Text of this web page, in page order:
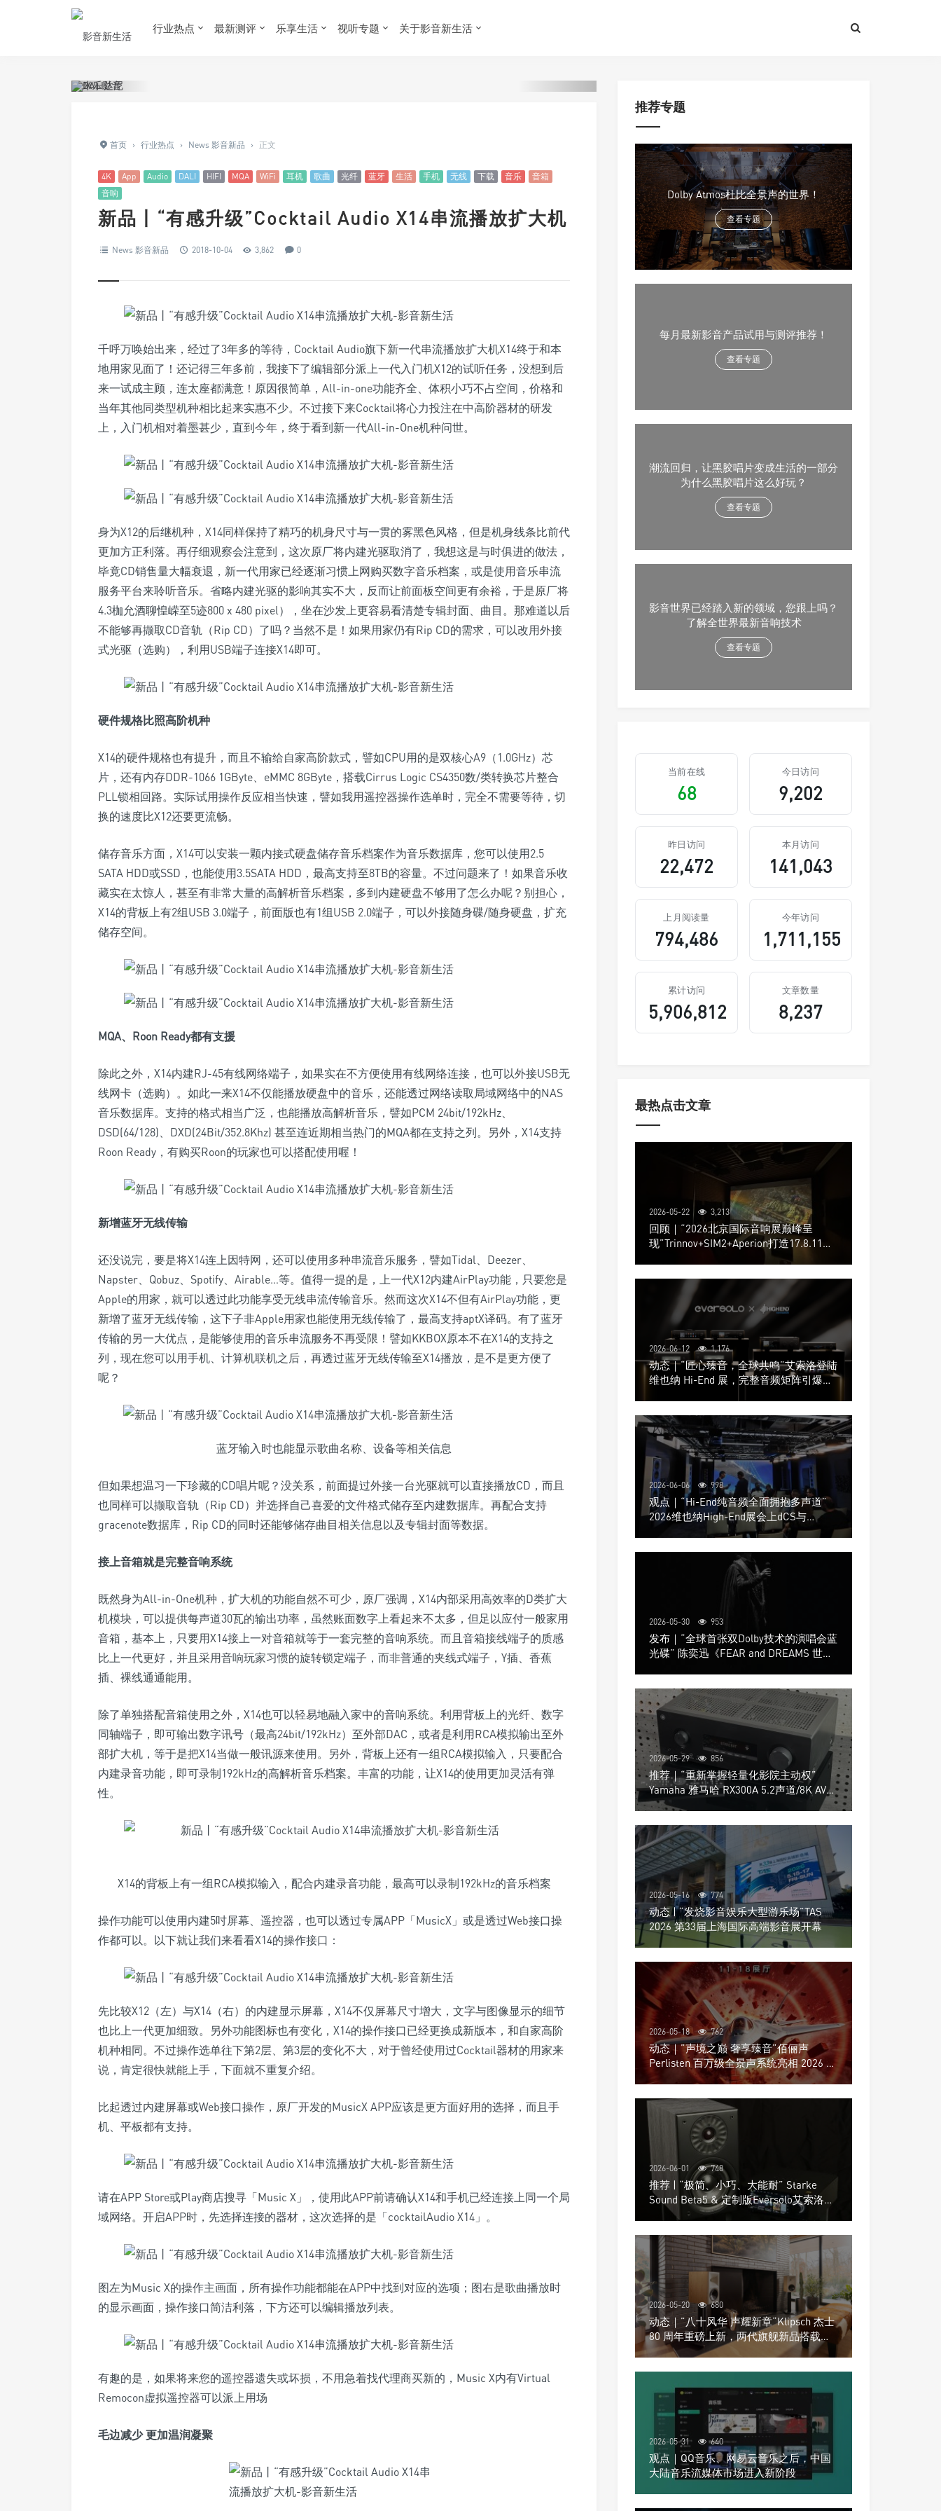
行业热点 最新测评 乐享生活 视听专题 关于影音新生活
首页 › 行业热点 › News 影音新品 › 正文
4K App Audio DALI HIFI MQA WiFi 耳机 歌曲 光纤 蓝牙 生活 手机 无线 下载 音乐
音箱
音响
新品丨“有感升级”Cocktail Audio X14串流播放扩大机
News 影音新品 2018-10-04 3,862 0
千呼万唤始出来，经过了3年多的等待，Cocktail Audio旗下新一代串流播放扩大机X14终于和本
地用家见面了！还记得三年多前，我接下了编辑部分派上一代入门机X12的试听任务，没想到后
来一试成主顾，连太座都满意！原因很简单，All-in-one功能齐全、体积小巧不占空间，价格和
当年其他同类型机种相比起来实惠不少。不过接下来Cocktail将心力投注在中高阶器材的研发
上，入门机相对着墨甚少，直到今年，终于看到新一代All-in-One机种问世。
身为X12的后继机种，X14同样保持了精巧的机身尺寸与一贯的雾黑色风格，但是机身线条比前代
更加方正利落。再仔细观察会注意到，这次原厂将内建光驱取消了，我想这是与时俱进的做法，
毕竟CD销售量大幅衰退，新一代用家已经逐渐习惯上网购买数字音乐档案，或是使用音乐串流
服务平台来聆听音乐。省略内建光驱的影响其实不大，反而让前面板空间更有余裕，于是原厂将
4.3枷允酒聊惶嵘至5迹800 x 480 pixel），坐在沙发上更容易看清楚专辑封面、曲目。那难道以后
不能够再撷取CD音轨（Rip CD）了吗？当然不是！如果用家仍有Rip CD的需求，可以改用外接
式光驱（选购），利用USB端子连接X14即可。
硬件规格比照高阶机种
X14的硬件规格也有提升，而且不输给自家高阶款式，譬如CPU用的是双核心A9（1.0GHz）芯
片，还有内存DDR-1066 1GByte、eMMC 8GByte，搭载Cirrus Logic CS4350数/类转换芯片整合
PLL锁相回路。实际试用操作反应相当快速，譬如我用遥控器操作选单时，完全不需要等待，切
换的速度比X12还要更流畅。
储存音乐方面，X14可以安装一颗内接式硬盘储存音乐档案作为音乐数据库，您可以使用2.5
SATA HDD或SSD，也能使用3.5SATA HDD，最高支持至8TB的容量。不过问题来了！如果音乐收
藏实在太惊人，甚至有非常大量的高解析音乐档案，多到内建硬盘不够用了怎么办呢？别担心，
X14的背板上有2组USB 3.0端子，前面版也有1组USB 2.0端子，可以外接随身碟/随身硬盘，扩充
储存空间。
MQA、Roon Ready都有支援
除此之外，X14内建RJ-45有线网络端子，如果实在不方便使用有线网络连接，也可以外接USB无
线网卡（选购）。如此一来X14不仅能播放硬盘中的音乐，还能透过网络读取局域网络中的NAS
音乐数据库。支持的格式相当广泛，也能播放高解析音乐，譬如PCM 24bit/192kHz、
DSD(64/128)、DXD(24Bit/352.8Khz) 甚至连近期相当热门的MQA都在支持之列。另外，X14支持
Roon Ready，有购买Roon的玩家也可以搭配使用喔！
新增蓝牙无线传输
还没说完，要是将X14连上因特网，还可以使用多种串流音乐服务，譬如Tidal、Deezer、
Napster、Qobuz、Spotify、Airable…等。值得一提的是，上一代X12内建AirPlay功能，只要您是
Apple的用家，就可以透过此功能享受无线串流传输音乐。然而这次X14不但有AirPlay功能，更
新增了蓝牙无线传输，这下子非Apple用家也能使用无线传输了，最高支持aptX译码。有了蓝牙
传输的另一大优点，是能够使用的音乐串流服务不再受限！譬如KKBOX原本不在X14的支持之
列，现在您可以用手机、计算机联机之后，再透过蓝牙无线传输至X14播放，是不是更方便了
呢？
蓝牙输入时也能显示歌曲名称、设备等相关信息
但如果想温习一下珍藏的CD唱片呢？没关系，前面提过外接一台光驱就可以直接播放CD，而且
也同样可以撷取音轨（Rip CD）并选择自己喜爱的文件格式储存至内建数据库。再配合支持
gracenote数据库，Rip CD的同时还能够储存曲目相关信息以及专辑封面等数据。
接上音箱就是完整音响系统
既然身为All-in-One机种，扩大机的功能自然不可少，原厂强调，X14内部采用高效率的D类扩大
机模块，可以提供每声道30瓦的输出功率，虽然账面数字上看起来不太多，但足以应付一般家用
音箱，基本上，只要用X14接上一对音箱就等于一套完整的音响系统。而且音箱接线端子的质感
比上一代更好，并且采用音响玩家习惯的旋转锁定端子，而非普通的夹线式端子，Y插、香蕉
插、裸线通通能用。
除了单独搭配音箱使用之外，X14也可以轻易地融入家中的音响系统。利用背板上的光纤、数字
同轴端子，即可输出数字讯号（最高24bit/192kHz）至外部DAC，或者是利用RCA模拟输出至外
部扩大机，等于是把X14当做一般讯源来使用。另外，背板上还有一组RCA模拟输入，只要配合
内建录音功能，即可录制192kHz的高解析音乐档案。丰富的功能，让X14的使用更加灵活有弹
性。
X14的背板上有一组RCA模拟输入，配合内建录音功能，最高可以录制192kHz的音乐档案
操作功能可以使用内建5吋屏幕、遥控器，也可以透过专属APP「MusicX」或是透过Web接口操
作都可以。以下就让我们来看看X14的操作接口：
先比较X12（左）与X14（右）的内建显示屏幕，X14不仅屏幕尺寸增大，文字与图像显示的细节
也比上一代更加细致。另外功能图标也有变化，X14的操作接口已经更换成新版本，和自家高阶
机种相同。不过操作选单往下第2层、第3层的变化不大，对于曾经使用过Cocktail器材的用家来
说，肯定很快就能上手，下面就不重复介绍。
比起透过内建屏幕或Web接口操作，原厂开发的MusicX APP应该是更方面好用的选择，而且手
机、平板都有支持。
请在APP Store或Play商店搜寻「Music X」，使用此APP前请确认X14和手机已经连接上同一个局
域网络。开启APP时，先选择连接的器材，这次选择的是「cocktailAudio X14」。
图左为Music X的操作主画面，所有操作功能都能在APP中找到对应的选项；图右是歌曲播放时
的显示画面，操作接口简洁利落，下方还可以编辑播放列表。
有趣的是，如果将来您的遥控器遗失或坏损，不用急着找代理商买新的，Music X内有Virtual
Remocon虚拟遥控器可以派上用场
毛边减少 更加温润凝聚
推荐专题
Dolby Atmos杜比全景声的世界！
查看专题
每月最新影音产品试用与测评推荐！
查看专题
潮流回归，让黑胶唱片变成生活的一部分
为什么黑胶唱片这么好玩？
查看专题
影音世界已经踏入新的领域，您跟上吗？
了解全世界最新音响技术
查看专题
当前在线
68
今日访问
9,202
昨日访问
22,472
本月访问
141,043
上月阅读量
794,486
今年访问
1,711,155
累计访问
5,906,812
文章数量
8,237
最热点击文章
2026-05-22 3,213
回顾｜“2026北京国际音响展巅峰呈
现”Trinnov+SIM2+Aperion打造17.8.11声
2026-06-12 1,176
动态｜“匠心臻音，全球共鸣”艾索洛登陆
维也纳 Hi-End 展，完整音频矩阵引爆关
2026-06-06 998
观点｜“Hi-End纯音频全面拥抱多声道”
2026维也纳High-End展会上dCS与
Trinnov Audio搭建多声道演示系统
2026-05-30 953
发布｜“全球首张双Dolby技术的演唱会蓝
光碟” 陈奕迅《FEAR and DREAMS 世界
2026-05-29 856
推荐｜“重新掌握轻量化影院主动权”
Yamaha 雅马哈 RX300A 5.2声道/8K AV放
大器
2026-05-16 774
动态 | “发烧影音娱乐大型游乐场”TAS
2026 第33届上海国际高端影音展开幕
2026-05-18 762
动态｜”声境之巅 奢享臻音”佰俪声
Perlisten 百万级全景声系统亮相 2026 北
京国际音响展
2026-06-01 748
推荐 | “极简、小巧、大能耐” Starke
Sound Beta5 & 定制版Eversolo艾索洛
Play音响组合
2026-05-20 680
动态｜”八十风华 声耀新章“Klipsch 杰士
80 周年重磅上新，两代旗舰新品搭载硬
核配置音质再升级
2026-05-31 640
观点｜QQ音乐、网易云音乐之后，中国
大陆音乐流媒体市场进入新阶段